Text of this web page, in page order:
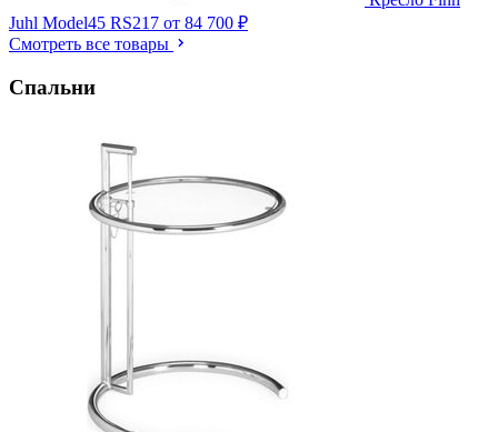
Juhl Model45 RS217 от 84 700 ₽
Смотреть все товары
Спальни